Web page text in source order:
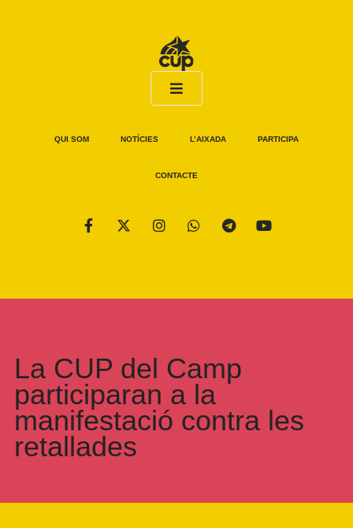
QUI SOM NOTÍCIES L’AIXADA PARTICIPA
CONTACTE
La CUP del Camp
participaran a la
manifestació contra les
retallades